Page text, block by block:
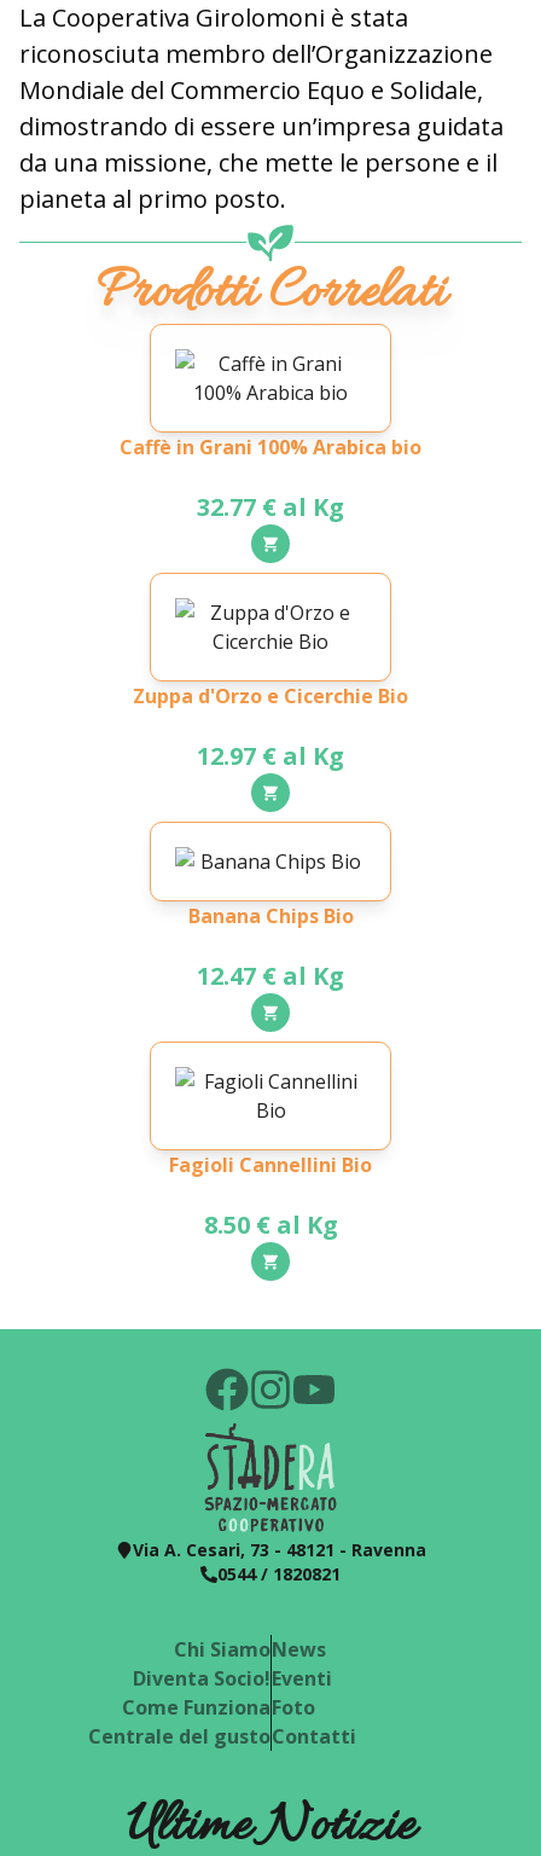
La Cooperativa Girolomoni è stata
riconosciuta membro dell’Organizzazione
Mondiale del Commercio Equo e Solidale,
dimostrando di essere un’impresa guidata
da una missione, che mette le persone e il
pianeta al primo posto.
Prodotti Correlati
Caffè in Grani 100% Arabica bio
32.77 € al Kg
Zuppa d'Orzo e Cicerchie Bio
12.97 € al Kg
Banana Chips Bio
12.47 € al Kg
Fagioli Cannellini Bio
8.50 € al Kg
Via A. Cesari, 73 - 48121 - Ravenna
0544 / 1820821
Chi Siamo
Diventa Socio!
Come Funziona
Centrale del gusto
News
Eventi
Foto
Contatti
Ultime Notizie